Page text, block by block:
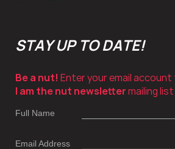
STAY UP TO DATE!
Be a nut! Enter your email
I am the nut newslettermailing list
Full Name
Email Address